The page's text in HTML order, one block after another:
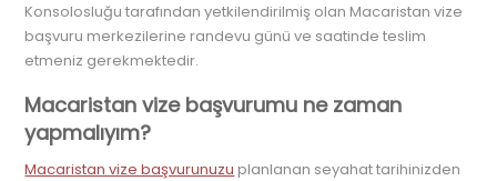
Konsolosluğu tarafından yetkilendirilmiş olan Macaristan vize
başvuru merkezilerine randevu günü ve saatinde teslim
etmeniz gerekmektedir.
Macaristan vize başvurumu ne zaman
yapmalıyım?
Macaristan vize başvurunuzu planlanan seyahat tarihinizden